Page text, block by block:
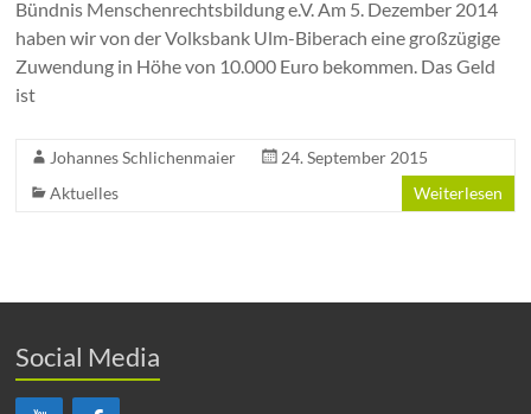
Bündnis Menschenrechtsbildung e.V. Am 5. Dezember 2014
haben wir von der Volksbank Ulm-Biberach eine großzügige
Zuwendung in Höhe von 10.000 Euro bekommen. Das Geld
ist
Johannes Schlichenmaier
24. September 2015
Aktuelles
Weiterlesen
Social Media